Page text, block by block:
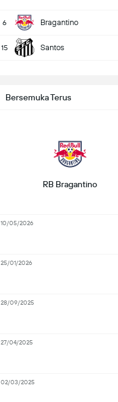
6 Bragantino
15 Santos
Bersemuka Terus
RB Bragantino
10/05/2026
25/01/2026
28/09/2025
27/04/2025
02/03/2025